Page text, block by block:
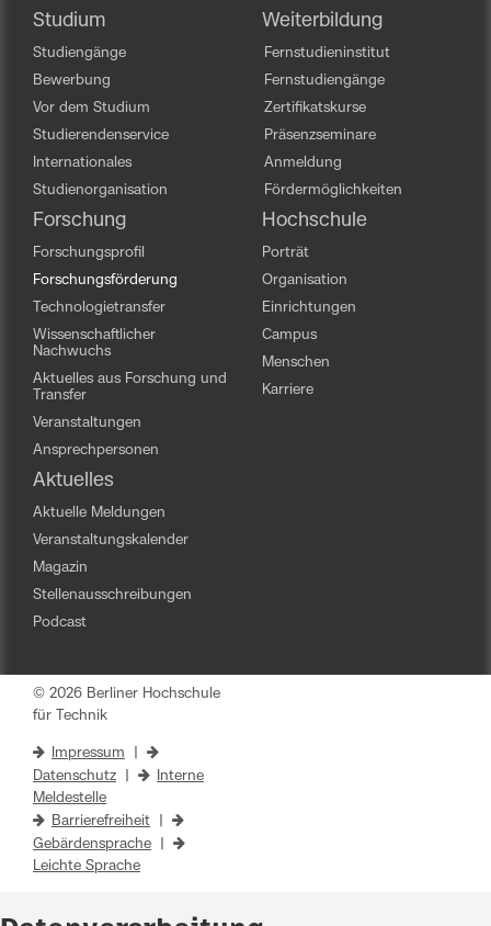
Studium
Studiengänge
Bewerbung
Vor dem Studium
Studierendenservice
Internationales
Studienorganisation
Weiterbildung
Fernstudieninstitut
Fernstudiengänge
Zertifikatskurse
Präsenzseminare
Anmeldung
Fördermöglichkeiten
Forschung
Forschungsprofil
Forschungsförderung
Technologietransfer
Wissenschaftlicher
Nachwuchs
Aktuelles aus Forschung und
Transfer
Veranstaltungen
Ansprechpersonen
Hochschule
Porträt
Organisation
Einrichtungen
Campus
Menschen
Karriere
Aktuelles
Aktuelle Meldungen
Veranstaltungskalender
Magazin
Stellenausschreibungen
Podcast
© 2026 Berliner Hochschule
für Technik
Impressum
Datenschutz
Interne
Meldestelle
Barrierefreiheit
Gebärdensprache
Leichte Sprache